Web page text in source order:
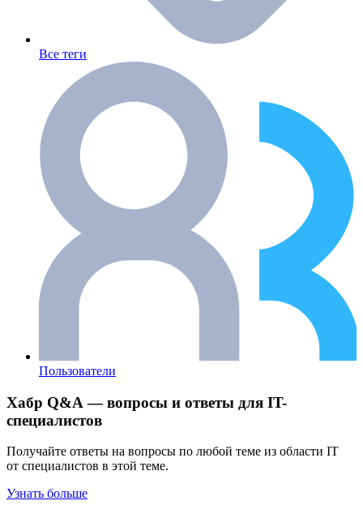
Все теги
Пользователи
Хабр Q&A — вопросы и ответы для IT-
специалистов
Получайте ответы на вопросы по любой теме из области IT
от специалистов в этой теме.
Узнать больше